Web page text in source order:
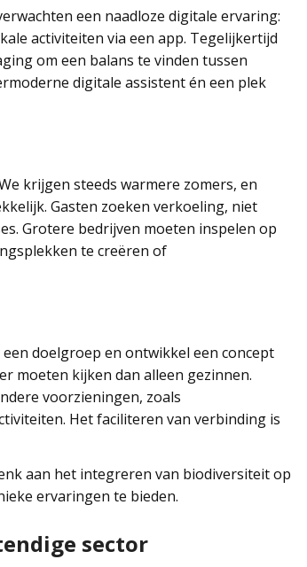
een naadloze digitale ervaring:
activiteiten via een app. Tegelijkertijd
om een balans te vinden tussen
digitale assistent én een plek
krijgen steeds warmere zomers, en
Gasten zoeken verkoeling, niet
Grotere bedrijven moeten inspelen op
te creëren of
doelgroep en ontwikkel een concept
moeten kijken dan alleen gezinnen.
voorzieningen, zoals
Het faciliteren van verbinding is
aan het integreren van biodiversiteit op
ervaringen te bieden.
sector